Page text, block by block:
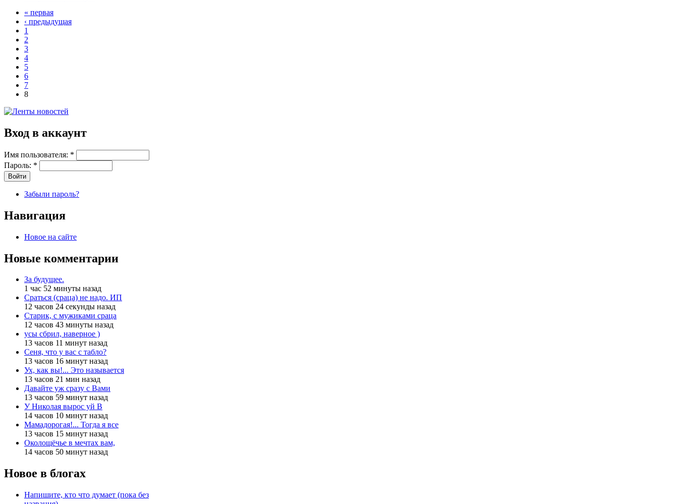
« первая
‹ предыдущая
1
2
3
4
5
6
7
8
Вход в аккаунт
Имя пользователя: *
Пароль: *
Забыли пароль?
Навигация
Новое на сайте
Новые комментарии
За будущее.
1 час 52 минуты назад
Сраться (сраца) не надо. ИП
12 часов 24 секунды назад
Старик, с мужиками сраца
12 часов 43 минуты назад
усы сбрил, наверное )
13 часов 11 минут назад
Сеня, что у вас с табло?
13 часов 16 минут назад
Ух, как вы!... Это называется
13 часов 21 мин назад
Давайте уж сразу с Вами
13 часов 59 минут назад
У Николая вырос уй В
14 часов 10 минут назад
Мамадорогая!... Тогда я все
13 часов 15 минут назад
Околощёчье в мечтах вам,
14 часов 50 минут назад
Новое в блогах
Напишите, кто что думает (пока без